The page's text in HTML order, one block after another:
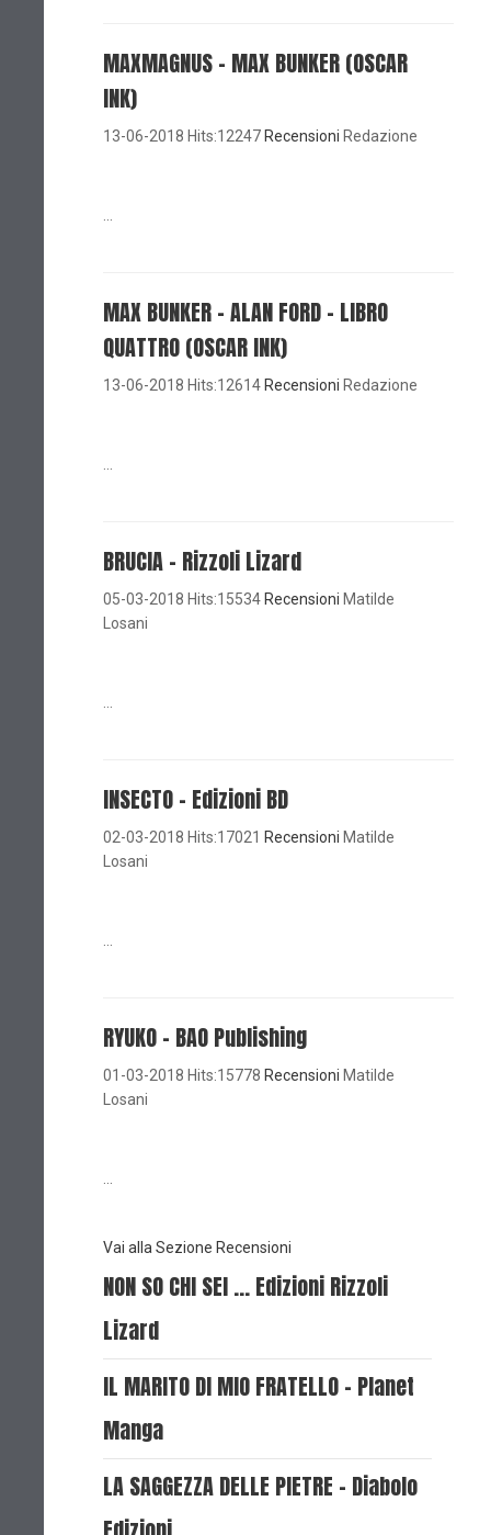
MAXMAGNUS – MAX BUNKER (OSCAR
INK)
13-06-2018 Hits:12247 Recensioni Redazione
MAX BUNKER – ALAN FORD – LIBRO
QUATTRO (OSCAR INK)
13-06-2018 Hits:12614 Recensioni Redazione
BRUCIA - Rizzoli Lizard
05-03-2018 Hits:15534 Recensioni Matilde
Losani
INSECTO - Edizioni BD
02-03-2018 Hits:17021 Recensioni Matilde
Losani
RYUKO - BAO Publishing
01-03-2018 Hits:15778 Recensioni Matilde
Losani
Vai alla Sezione Recensioni
NON SO CHI SEI ... Edizioni Rizzoli
Lizard
IL MARITO DI MIO FRATELLO - Planet
Manga
LA SAGGEZZA DELLE PIETRE - Diabolo